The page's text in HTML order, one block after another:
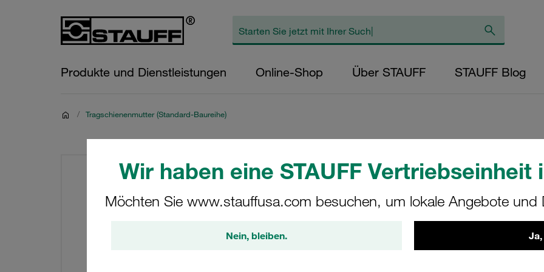
Wir haben eine STAUFF Vertriebseinheit
Möchten Sie www.stauffusa.com besuchen, um lokale Angebote und
Nein, bleiben.
Produkte und Dienstleistungen Online-Shop Über STAUFF STAUFF Blog
/ Tragschienenmutter (Standard-Baureihe)
Edelstahl V2A